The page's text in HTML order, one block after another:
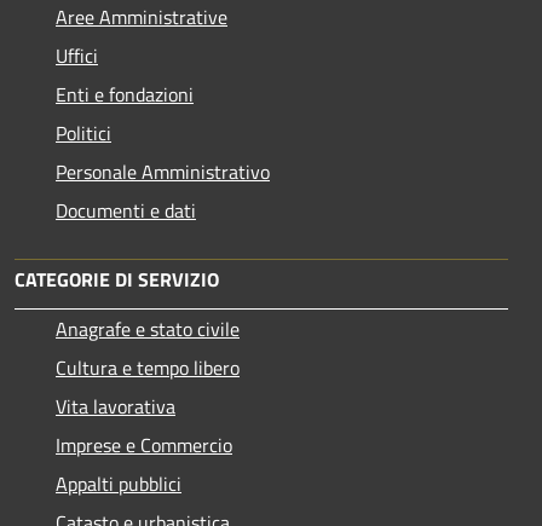
Aree Amministrative
Uffici
Enti e fondazioni
Politici
Personale Amministrativo
Documenti e dati
CATEGORIE DI SERVIZIO
Anagrafe e stato civile
Cultura e tempo libero
Vita lavorativa
Imprese e Commercio
Appalti pubblici